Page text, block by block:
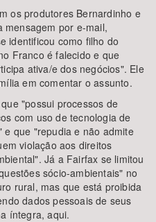
os produtores Bernardinho e
mensagem por e-mail,
identificou como filho do
Franco é falecido e que
ativa/e dos negócios". Ele
em comentar o assunto.
"possui processos de
com uso de tecnologia de
e que "repudia e não admite
violação aos direitos
Já a Fairfax se limitou
sócio-ambientais" no
rural, mas que está proibida
dados pessoais de seus
íntegra, aqui.